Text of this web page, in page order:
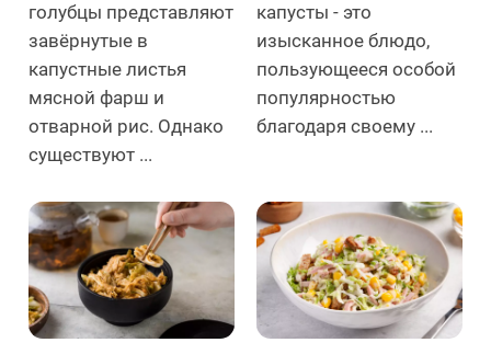
голубцы представляют
завёрнутые в
капустные листья
мясной фарш и
отварной рис. Однако
существуют ...
капусты - это
изысканное блюдо,
пользующееся особой
популярностью
благодаря своему ...